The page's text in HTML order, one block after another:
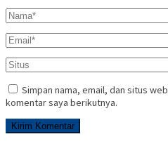
Simpan nama, email, dan situs
komentar saya berikutnya.